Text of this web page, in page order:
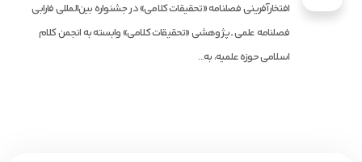
افتخارآفرینی فصلنامه «تحقیقات کلامی» در جشنواره بین‌المللی فارابی
فصلنامه علمی ـ پژوهشی «تحقیقات کلامی» وابسته به انجمن کلام
اسلامی حوزه علمیه، به...